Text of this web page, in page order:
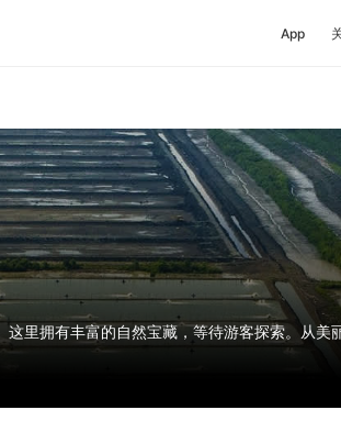
App
里拥有丰富的自然宝藏，等待游客探索。从
在摩天大楼林立的环境中拥有宁静的空间。同